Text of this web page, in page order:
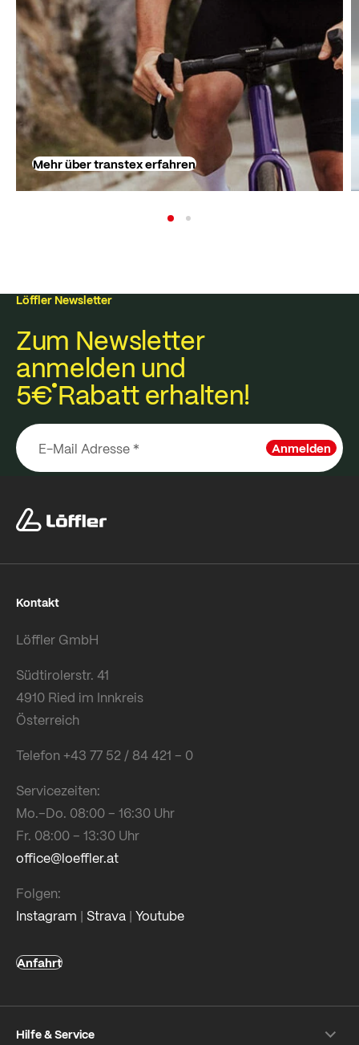
Mehr über transtex erfahren
Löffler Newsletter
Zum Newsletter
anmelden und
5€Rabatt erhalten!
Anmelden
Kontakt
Löffler GmbH
Südtirolerstr. 41
4910 Ried im Innkreis
Österreich
Telefon +43 77 52 / 84 421 – 0
Servicezeiten:
Mo.–Do. 08:00 – 16:30 Uhr
Fr. 08:00 – 13:30 Uhr
office@loeffler.at
Folgen:
Instagram | Strava | Youtube
Anfahrt
Hilfe & Service